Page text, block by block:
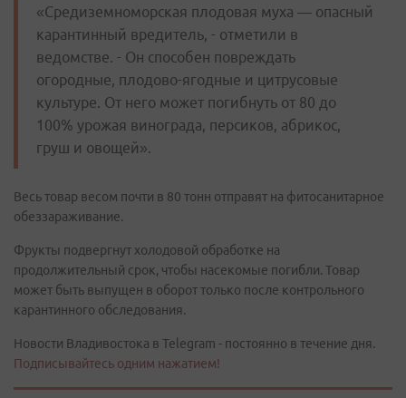
«Средиземноморская плодовая муха — опасный
карантинный вредитель, - отметили в
ведомстве. - Он способен повреждать
огородные, плодово-ягодные и цитрусовые
культуре. От него может погибнуть от 80 до
100% урожая винограда, персиков, абрикос,
груш и овощей».
Весь товар весом почти в 80 тонн отправят на фитосанитарное
обеззараживание.
Фрукты подвергнут холодовой обработке на
продолжительный срок, чтобы насекомые погибли. Товар
может быть выпущен в оборот только после контрольного
карантинного обследования.
Новости Владивостока в Telegram - постоянно в течение дня.
Подписывайтесь одним нажатием!